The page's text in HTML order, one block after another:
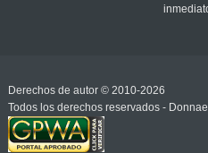
Derechos de autor © 2010-2026
Todos los derechos reservados -